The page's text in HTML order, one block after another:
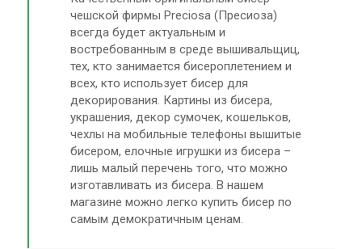
чешской фирмы Preciosa (Пресиоза)
всегда будет актуальным и
востребованным в среде вышивальщиц,
тех, кто занимается бисероплетением и
всех, кто использует бисер для
декорирования. Картины из бисера,
украшения, декор сумочек, кошельков,
чехлы на мобильные телефоны вышитые
бисером, елочные игрушки из бисера –
лишь малый перечень того, что можно
изготавливать из бисера. В нашем
магазине можно легко купить бисер по
самым демократичным ценам.